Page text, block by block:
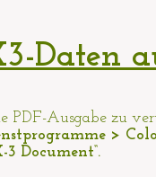
Daten
PDF-Ausgabe zu
>
3 Document“.